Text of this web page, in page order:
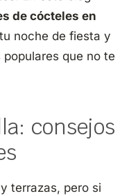
de cócteles en
noche de fiesta y
que no te
consejos
terrazas, pero si